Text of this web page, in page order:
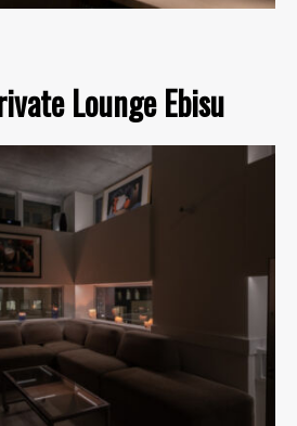
Lounge Ebisu